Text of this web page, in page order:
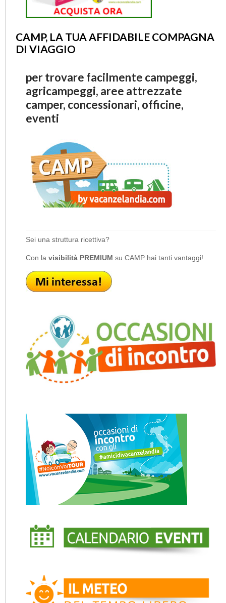
CAMP, LA TUA AFFIDABILE COMPAGNA
DI VIAGGIO
per trovare facilmente campeggi,
agricampeggi, aree attrezzate
camper, concessionari, officine,
eventi
Sei una struttura ricettiva?
Con la visibilità PREMIUM su CAMP hai tanti vantaggi!